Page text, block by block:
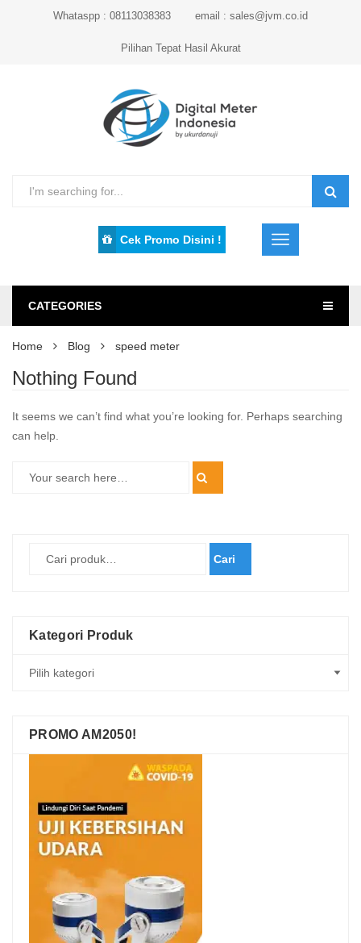
Whataspp : 08113038383 email : sales@jvm.co.id
Pilihan Tepat Hasil Akurat
Cek Promo Disini !
CATEGORIES
Home Blog speed meter
Nothing Found
It seems we can’t find what you’re looking for. Perhaps searching
can help.
Cari
Kategori Produk
PROMO AM2050!